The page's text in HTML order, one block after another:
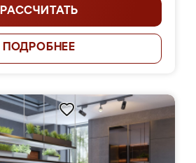
РАССЧИТАТЬ
ПОДРОБНЕЕ